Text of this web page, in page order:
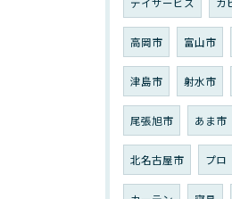
高岡市 富山市
津島市 射水市
尾張旭市 あま市
北名古屋市 プロ